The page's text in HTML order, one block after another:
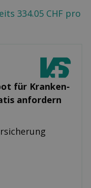
334.05 CHF pro
für Kranken­
anfordern